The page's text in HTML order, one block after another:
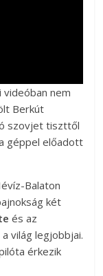
videóban nem
Berkút
szovjet tiszttől
géppel előadott
Balaton
két
és az
világ legjobbjai.
érkezik